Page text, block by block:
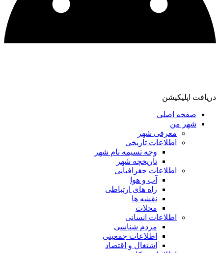
دریافت اپلیکیشن
صفحه اصلی
شهر من
معرفی شهر
اطلاعات تاریخی
وجه تسیمه نام شهر
تاریخچه شهر
اطلاعات جغرافیایی
آب و هوا
راه های ارتباطی
نقشه ها
محلات
اطلاعات انسانی
مردم شناسی
اطلاعات جمعیتی
اشتغال و اقتصاد